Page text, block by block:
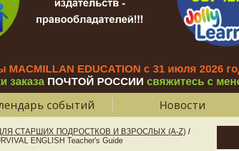
EDUCATION с 31 июля 2026
заказа ПОЧТОЙ РОССИИ свяжитесь с
событий Новости
СТАРШИХ ПОДРОСТКОВ И ВЗРОСЛЫХ (A-Z) /
ENGLISH Teacher's Guide